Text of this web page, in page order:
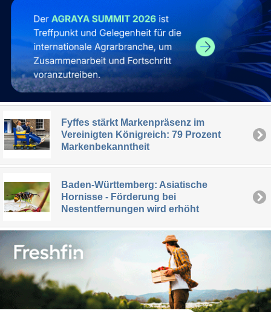
Fyffes stärkt Markenpräsenz im
Vereinigten Königreich: 79 Prozent
Markenbekanntheit
Baden-Württemberg: Asiatische
Hornisse - Förderung bei
Nestentfernungen wird erhöht